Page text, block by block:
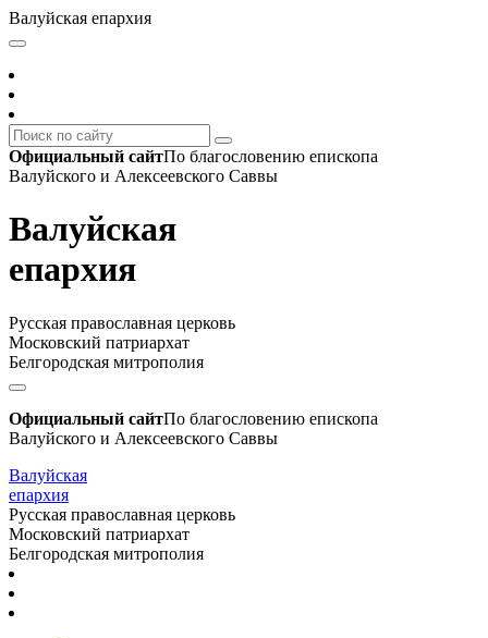
Валуйская епархия
Официальный сайтПо благословению епископа
Валуйского и Алексеевского Саввы
Валуйская
епархия
Русская православная церковь
Московский патриархат
Белгородская митрополия
Официальный сайтПо благословению епископа
Валуйского и Алексеевского Саввы
Валуйская
епархия
Русская православная церковь
Московский патриархат
Белгородская митрополия